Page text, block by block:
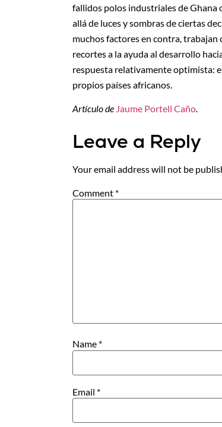
fallidos polos industriales de Ghana
allá de luces y sombras de ciertas
muchos factores en contra,
recortes a la ayuda al desarrollo
respuesta relativamente optimista:
propios países africanos.
Artículo de Jaume Portell Caño.
Leave a Reply
Your email address will not be
Comment *
Name *
Email *